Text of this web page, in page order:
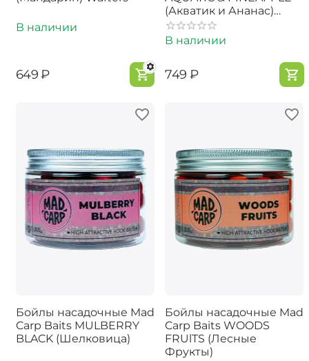
В наличии
‍649‍ ₽
(Акватик и Ананас)
15мм
В наличии
‍749‍ ₽
Бойлы насадочные Mad
Carp Baits MULBERRY
BLACK (Шелковица)
Бойлы насадочные Mad
Carp Baits WOODS
FRUlTS (Лесные
Фрукты)